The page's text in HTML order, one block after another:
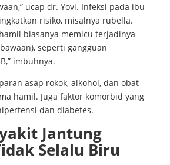
ucap dr. Yovi. Infeksi pada ibu
risiko, misalnya rubella.
biasanya memicu terjadinya
seperti gangguan
imbuhnya.
asap rokok, alkohol, dan obat-
hamil. Juga faktor komorbid yang
dan diabetes.
Jantung
Selalu Biru